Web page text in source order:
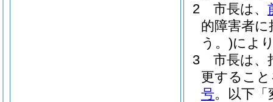
2
市長は、
的障害者に
う。)によ
3
市長は、
更するこ
号。以下